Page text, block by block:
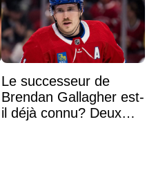
Le successeur de
Brendan Gallagher est-
il déjà connu? Deux